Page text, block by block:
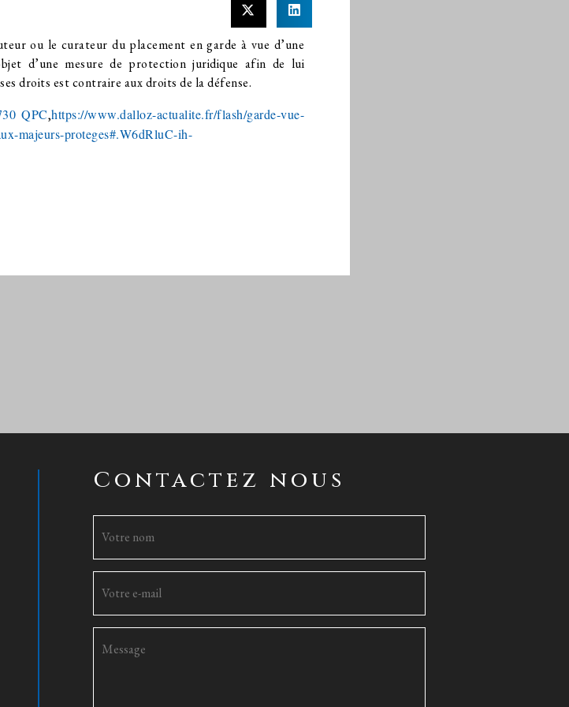
ou le curateur du placement en garde à vue d’une
d’une mesure de protection juridique afin de lui
droits est contraire aux droits de la défense.
QPC,https://www.dalloz-actualite.fr/flash/garde-vue-
majeurs-proteges#.W6dRluC-ih-
Contactez nous